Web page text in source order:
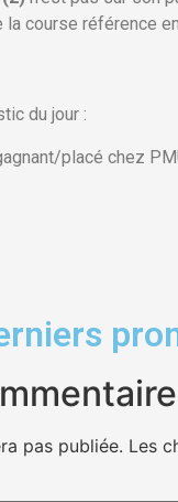
la course référence
du jour :
placé chez
pas publiée. Les